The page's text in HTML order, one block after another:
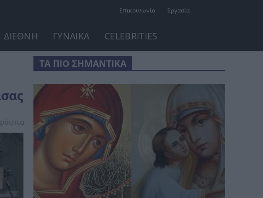
Επικοινωνία Εργασία
ΔΙΕΘΝΗ ΓΥΝΑΙΚΑ CELEBRITIES
ΤΑ ΠΙΟ ΣΗΜΑΝΤΙΚΑ